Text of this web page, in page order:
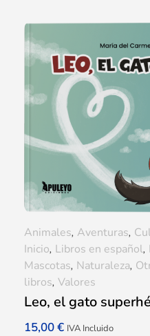
Leo, el gato
15,00€ IVA Incluido
Animales, Aventuras,
Inicio, Libros en español,
Mascotas, Naturaleza,
libros, Valores